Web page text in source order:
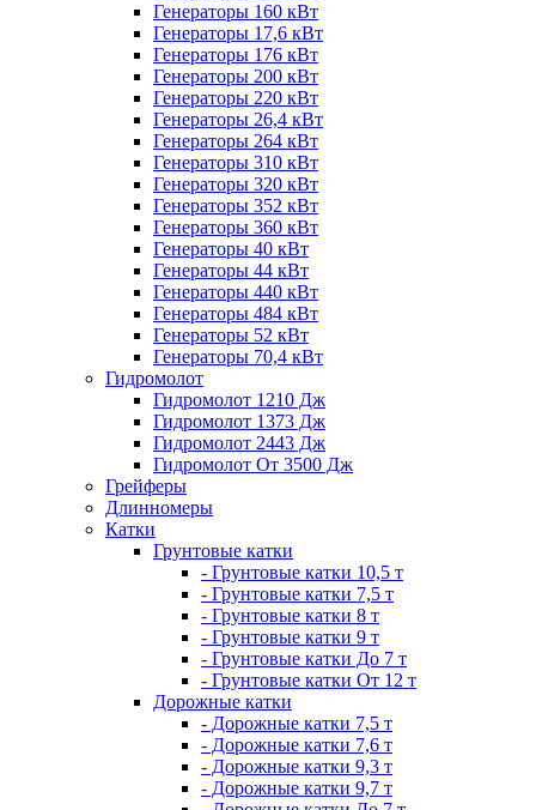
Генераторы 160 кВт
Генераторы 17,6 кВт
Генераторы 176 кВт
Генераторы 200 кВт
Генераторы 220 кВт
Генераторы 26,4 кВт
Генераторы 264 кВт
Генераторы 310 кВт
Генераторы 320 кВт
Генераторы 352 кВт
Генераторы 360 кВт
Генераторы 40 кВт
Генераторы 44 кВт
Генераторы 440 кВт
Генераторы 484 кВт
Генераторы 52 кВт
Генераторы 70,4 кВт
Гидромолот
Гидромолот 1210 Дж
Гидромолот 1373 Дж
Гидромолот 2443 Дж
Гидромолот От 3500 Дж
Грейферы
Длинномеры
Катки
Грунтовые катки
- Грунтовые катки 10,5 т
- Грунтовые катки 7,5 т
- Грунтовые катки 8 т
- Грунтовые катки 9 т
- Грунтовые катки До 7 т
- Грунтовые катки От 12 т
Дорожные катки
- Дорожные катки 7,5 т
- Дорожные катки 7,6 т
- Дорожные катки 9,3 т
- Дорожные катки 9,7 т